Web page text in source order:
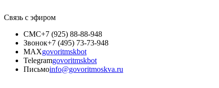
Связь с эфиром
СМС+7 (925) 88-88-948
Звонок+7 (495) 73-73-948
MAXgovoritmskbot
Telegramgovoritmskbot
Письмоinfo@govoritmoskva.ru